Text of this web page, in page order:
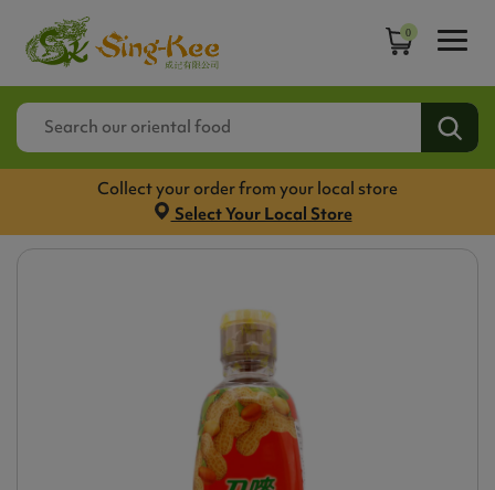
0
Collect your order from your local store
Select Your Local Store